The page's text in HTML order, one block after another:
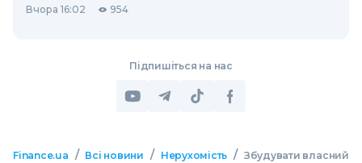
Вчора 16:02 954
Підпишіться на нас
Finance.ua / Всі новини / Нерухомість / Збудувати власний